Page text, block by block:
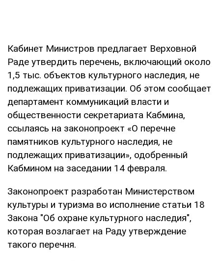
Кабинет Министров предлагает Верховной
Раде утвердить перечень, включающий около
1,5 тыс. объектов культурного наследия, не
подлежащих приватизации. Об этом сообщает
департамент коммуникаций власти и
общественности секретариата Кабмина,
ссылаясь на законопроект «О перечне
памятников культурного наследия, не
подлежащих приватизации», одобренный
Кабмином на заседании 14 февраля.
Законопроект разработан Министерством
культуры и туризма во исполнение статьи 18
Закона "Об охране культурного наследия",
которая возлагает на Раду утверждение
такого перечня.